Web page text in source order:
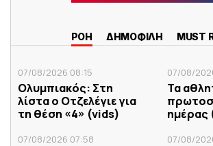
ΡΟΗ ΔΗΜΟΦΙΛΗ MUST
07/08/2026 08:15
Ολυμπιακός: Στη
λίστα ο Οτζελέγιε για
τη θέση «4» (vids)
07/08/2026 07:58
07/08/
Τα
ημέρας
07/08/